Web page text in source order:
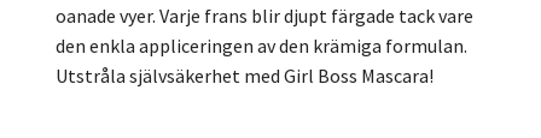
oanade vyer. Varje frans blir djupt färgade tack vare
den enkla appliceringen av den krämiga formulan.
Utstråla självsäkerhet med Girl Boss Mascara!